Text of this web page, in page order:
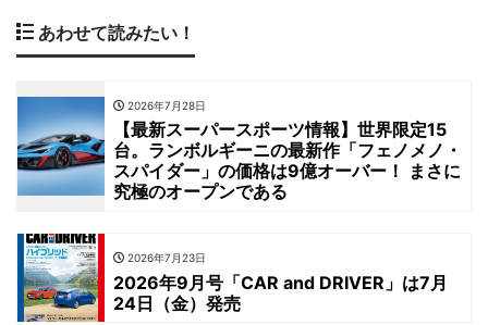
あわせて読みたい！
2026年7月28日
【最新スーパースポーツ情報】世界限定15
台。ランボルギーニの最新作「フェノメノ・
スパイダー」の価格は9億オーバー！ まさに
究極のオープンである
2026年7月23日
2026年9月号「CAR and DRIVER」は7月
24日（金）発売